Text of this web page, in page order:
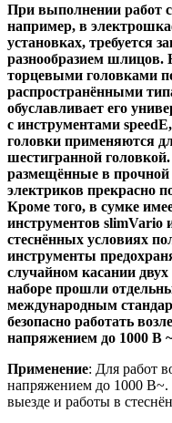
При выполнении работ
например, в
установках, требуется
разнообразием шлицов.
торцевыми головками
распространёнными
обуславливает его
с инструментами
головки применяются
шестигранной
размещённые в
электриков прекрасно
Кроме того, в сумке
инструментов slimVario
стеснённых условиях
инструменты
случайном касании
наборе прошли
международным
безопасно работать
напряжением до 1000 В
Применение: Для работ
напряжением до 1000 В~.
выезде и работы в